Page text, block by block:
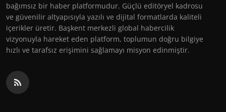
bağımsız bir haber platformudur. Güçlü editöryel kadrosu
ve güvenilir altyapısıyla yazılı ve dijital formatlarda kaliteli
içerikler üretir. Başkent merkezli global habercilik
vizyonuyla hareket eden platform, toplumun doğru bilgiye
hızlı ve tarafsız erişimini sağlamayı misyon edinmiştir.